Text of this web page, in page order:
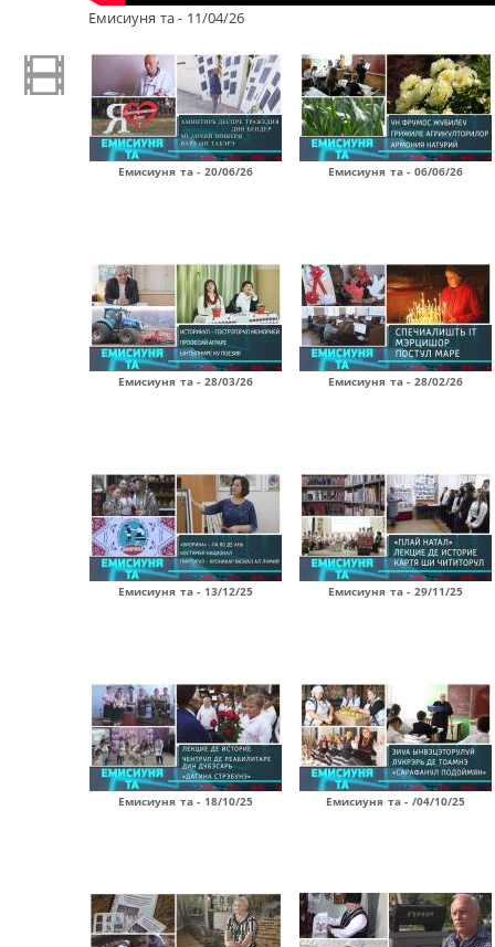
Емисиуня та - 11/04/26
Емисиуня та - 20/06/26 Емисиуня та - 06/06/26
Емисиуня та - 28/03/26 Емисиуня та - 28/02/26
Емисиуня та - 13/12/25 Емисиуня та - 29/11/25
Емисиуня та - 18/10/25 Емисиуня та - /04/10/25